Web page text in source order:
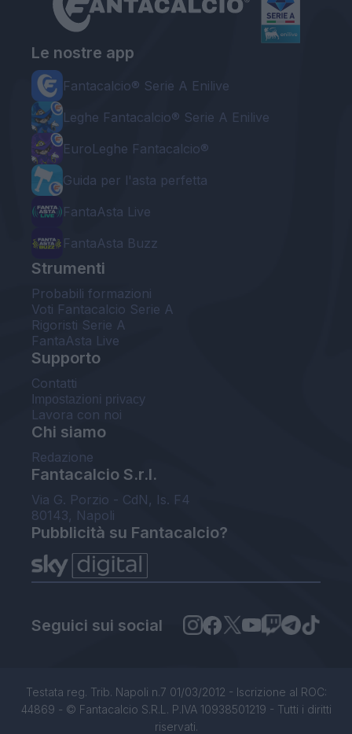
Le nostre app
Fantacalcio® Serie A Enilive
Leghe Fantacalcio® Serie A Enilive
EuroLeghe Fantacalcio®
Guida per l'asta perfetta
FantaAsta Live
FantaAsta Buzz
Strumenti
Probabili formazioni
Voti Fantacalcio Serie A
Rigoristi Serie A
FantaAsta Live
Supporto
Contatti
Impostazioni privacy
Lavora con noi
Chi siamo
Redazione
Fantacalcio S.r.l.
Via G. Porzio - CdN, Is. F4
80143, Napoli
Pubblicità su Fantacalcio?
Seguici sui social
Testata reg. Trib. Napoli n.7 01/03/2012 - Iscrizione al ROC:
44869 - © Fantacalcio S.R.L. P.IVA 10938501219 - Tutti i diritti
riservati.